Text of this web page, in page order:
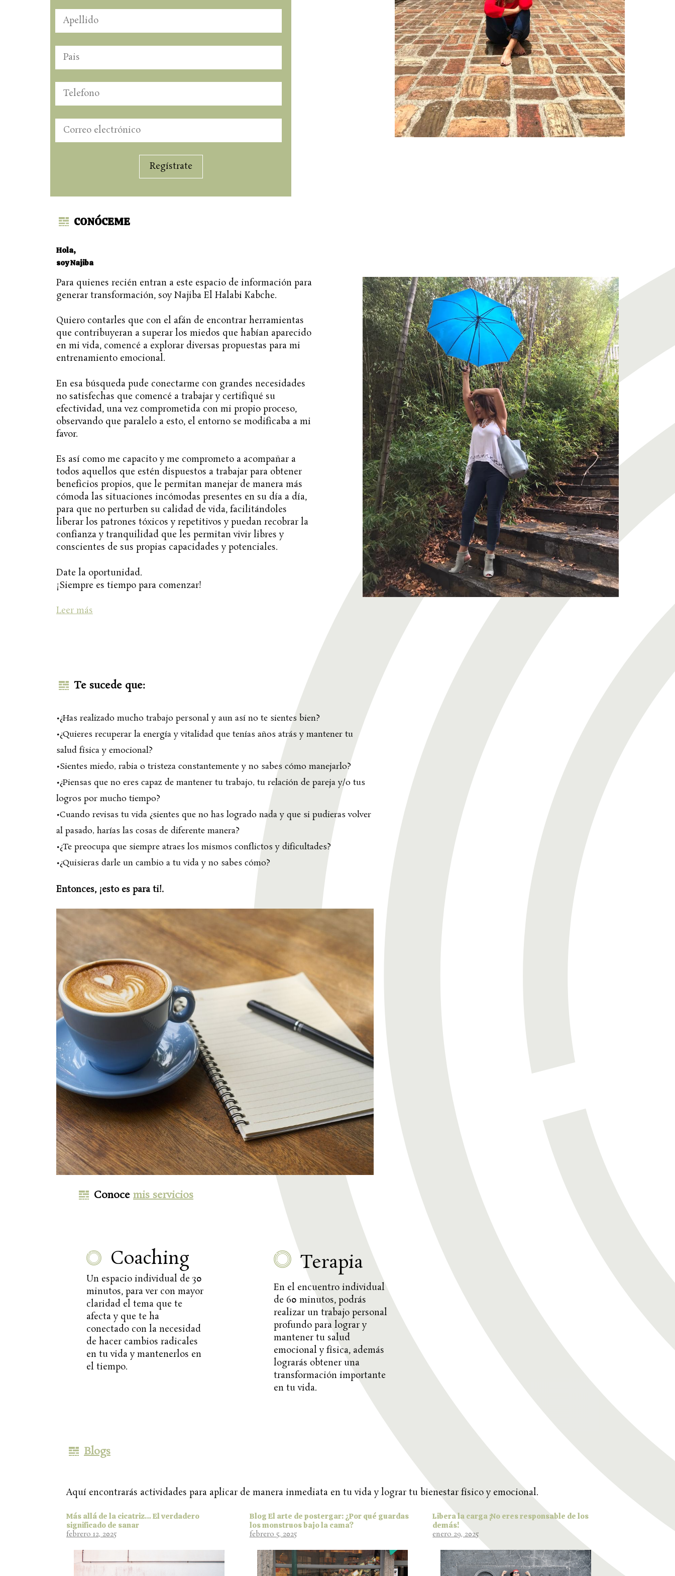
CONÓCEME
Hola,
soy Najiba
Para quienes recién entran a este espacio de información para
generar transformación, soy Najiba El Halabi Kabche.
Quiero contarles que con el afán de encontrar herramientas
que contribuyeran a superar los miedos que habían aparecido
en mi vida, comencé a explorar diversas propuestas para mi
entrenamiento emocional.
En esa búsqueda pude conectarme con grandes necesidades
no satisfechas que comencé a trabajar y certifiqué su
efectividad, una vez comprometida con mi propio proceso,
observando que paralelo a esto, el entorno se modificaba a mi
favor.
Es así como me capacito y me comprometo a acompañar a
todos aquellos que estén dispuestos a trabajar para obtener
beneficios propios, que le permitan manejar de manera más
cómoda las situaciones incómodas presentes en su día a día,
para que no perturben su calidad de vida, facilitándoles
liberar los patrones tóxicos y repetitivos y puedan recobrar la
confianza y tranquilidad que les permitan vivir libres y
conscientes de sus propias capacidades y potenciales.
Date la oportunidad.
¡Siempre es tiempo para comenzar!
Leer más
Te sucede que:
•¿Has realizado mucho trabajo personal y aun así no te sientes bien?
•¿Quieres recuperar la energía y vitalidad que tenías años atrás y mantener tu
salud física y emocional?
•Sientes miedo, rabia o tristeza constantemente y no sabes cómo manejarlo?
•¿Piensas que no eres capaz de mantener tu trabajo, tu relación de pareja y/o tus
logros por mucho tiempo?
•Cuando revisas tu vida ¿sientes que no has logrado nada y que si pudieras volver
al pasado, harías las cosas de diferente manera?
•¿Te preocupa que siempre atraes los mismos conflictos y dificultades?
•¿Quisieras darle un cambio a tu vida y no sabes cómo?
Entonces, ¡esto es para ti!.
Conoce mis servicios
Coaching
Un espacio individual de 30
minutos, para ver con mayor
claridad el tema que te
afecta y que te ha
conectado con la necesidad
de hacer cambios radicales
en tu vida y mantenerlos en
el tiempo.
Terapia
En el encuentro individual
de 60 minutos, podrás
realizar un trabajo personal
profundo para lograr y
mantener tu salud
emocional y física, además
lograrás obtener una
transformación importante
en tu vida.
Blogs
Aquí encontrarás actividades para aplicar de manera inmediata en tu vida y lograr tu bienestar físico y emocional.
Más allá de la cicatriz… El verdadero
significado de sanar
febrero 12, 2025
Blog El arte de postergar: ¿Por qué guardas
los monstruos bajo la cama?
febrero 5, 2025
Libera la carga ¡No eres responsable de los
demás!
enero 29, 2025